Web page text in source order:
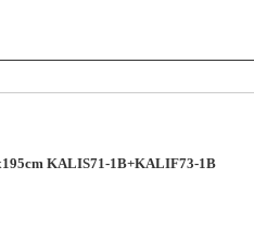
KALIS71-1B+KALIF73-1B